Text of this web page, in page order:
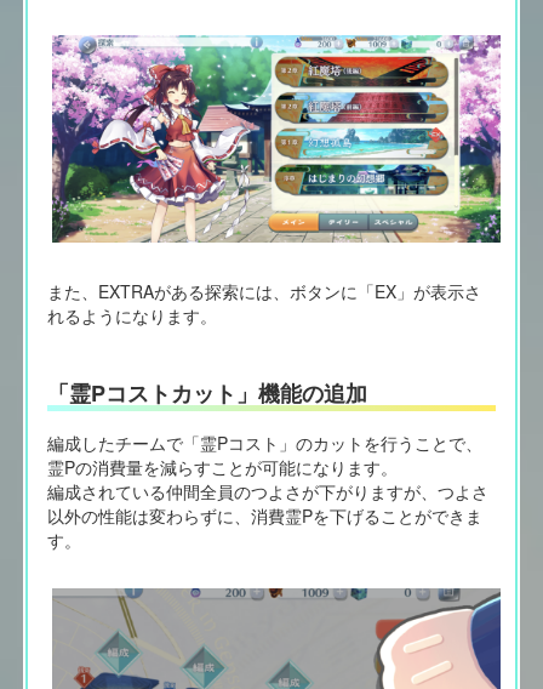
また、EXTRAがある探索には、ボタンに「EX」が表示さ
れるようになります。
「霊Pコストカット」機能の追加
編成したチームで「霊Pコスト」のカットを行うことで、
霊Pの消費量を減らすことが可能になります。
編成されている仲間全員のつよさが下がりますが、つよさ
以外の性能は変わらずに、消費霊Pを下げることができま
す。